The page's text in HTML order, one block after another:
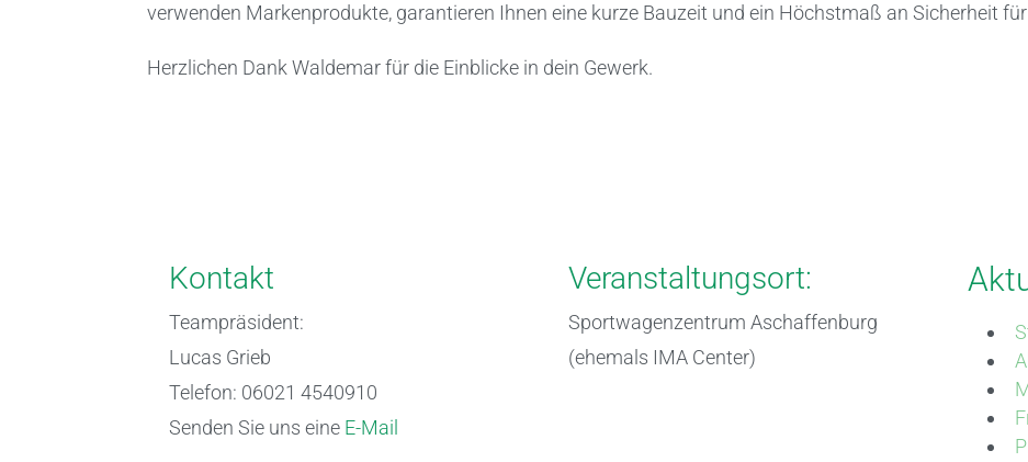
verwenden Markenprodukte, garantieren Ihnen eine kurze Bauzeit und ein Höchstmaß an Sicherheit
Herzlichen Dank Waldemar für die Einblicke in dein Gewerk.
Kontakt
Teampräsident:
Lucas Grieb
Telefon: 06021 4540910
Senden Sie uns eine E-Mail
Veranstaltungsort:
Sportwagenzentrum Aschaffenburg
(ehemals IMA Center)